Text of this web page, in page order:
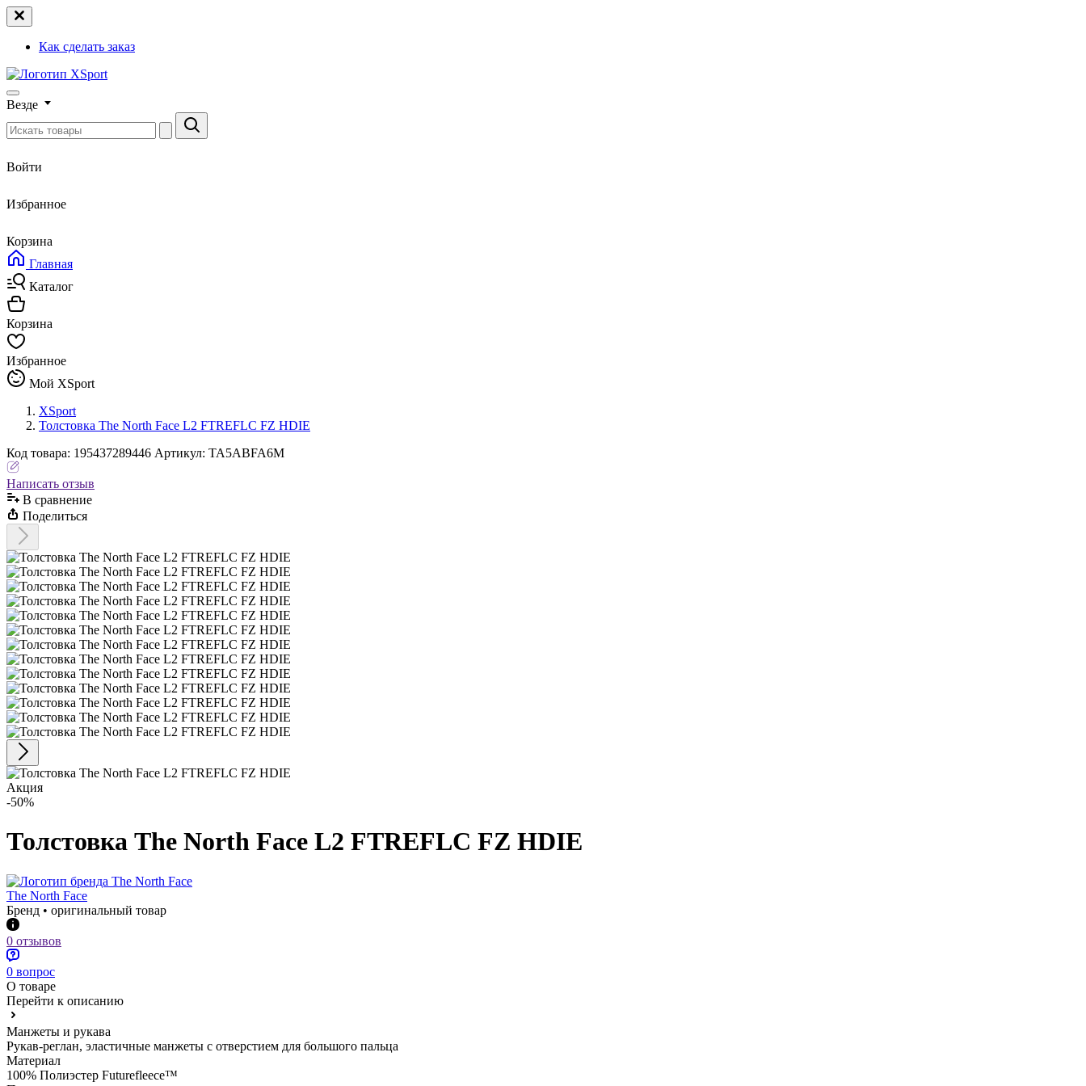
Как сделать заказ
Везде
Войти
Избранное
Корзина
Главная
Каталог
Корзина
Избранное
Мой XSport
XSport
Толстовка The North Face L2 FTREFLC FZ HDIE
Код товара: 195437289446 Артикул: TA5ABFA6M
Написать отзыв
В сравнениe
Поделиться
Акция
-50%
Толстовка The North Face L2 FTREFLC FZ HDIE
The North Face
Бренд • оригинальный товар
0 отзывов
0 вопрос
О товаре
Перейти к описанию
Манжеты и рукава
Рукав-реглан, эластичные манжеты с отверстием для большого пальца
Материал
100% Полиэстер Futurefleece™